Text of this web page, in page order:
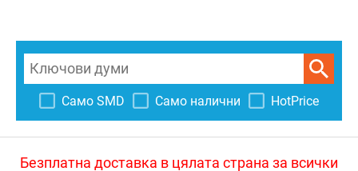
Само SMD Само налични HotPrice
Безплатна доставка в цялата страна за всички